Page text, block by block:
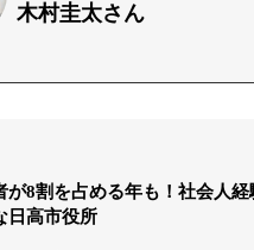
木村圭太さん
が8割を占める年も！社会人
日高市役所